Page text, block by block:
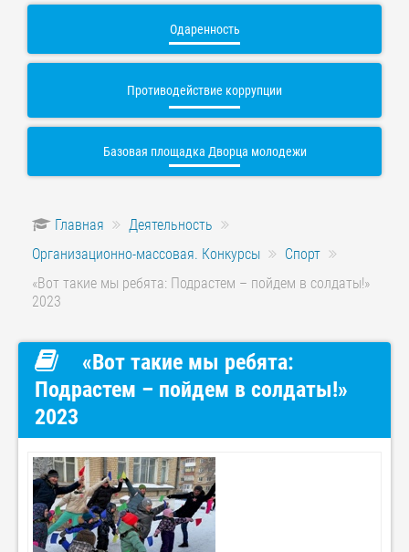
Одаренность
Противодействие коррупции
Базовая площадка Дворца молодежи
Главная
Деятельность
Организационно-массовая. Конкурсы
Спорт
«Вот такие мы ребята: Подрастем – пойдем в солдаты!»
2023
«Вот такие мы ребята:
Подрастем – пойдем в солдаты!»
2023